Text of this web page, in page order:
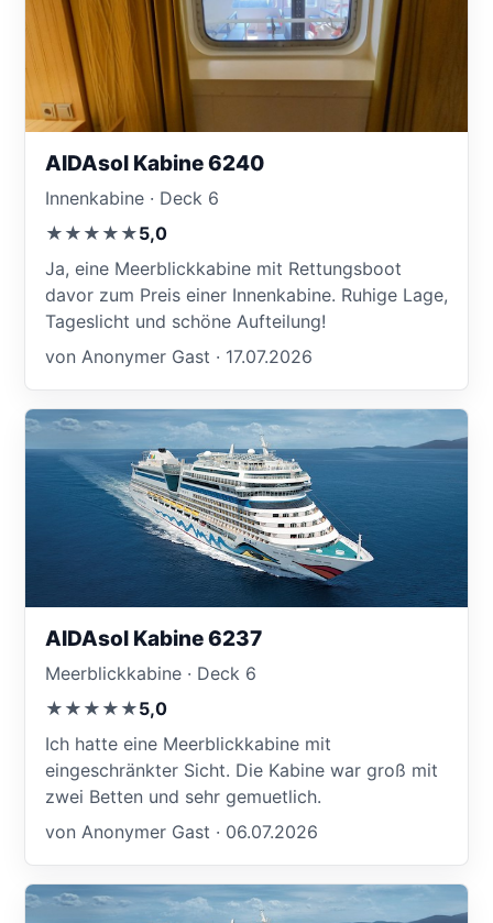
AIDAsol Kabine 6240
Innenkabine · Deck 6
★★★★★5,0
Ja, eine Meerblickkabine mit Rettungsboot
davor zum Preis einer Innenkabine. Ruhige Lage,
Tageslicht und schöne Aufteilung!
von Anonymer Gast · 17.07.2026
AIDAsol Kabine 6237
Meerblickkabine · Deck 6
★★★★★5,0
Ich hatte eine Meerblickkabine mit
eingeschränkter Sicht. Die Kabine war groß mit
zwei Betten und sehr gemuetlich.
von Anonymer Gast · 06.07.2026